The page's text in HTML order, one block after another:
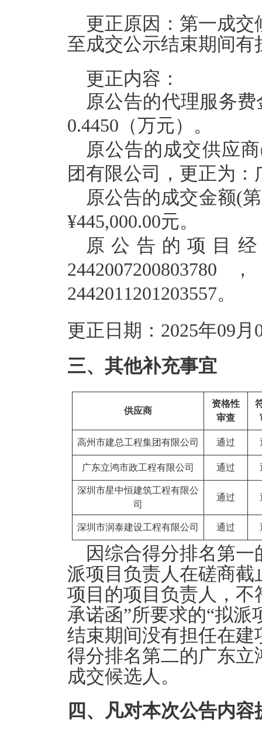
更正原因：第一成
至成交公示结束期间
更正内容：
原公告的代理服务
0.4450 （万元）。
原公告的成交供应
团有限公司，更正为
原公告的成交金额(
¥445,000.00元。
原公告的项目
2442011201203557。
更正日期：2025年09
三、其他补充事宜
供应商
资格性
审查
高州市建总工程集团有限公司 通过
广东立鸿市政工程有限公司 通过
深圳市星中恒建筑工程有限公
司
通过
深圳市润泰建设工程有限公司 通过
因综合得分排名第
派项目负责人在磋商
项目的项目负责人，不
承诺函”所要求的“拟
结束期间没有担任在建
得分排名第二的广东
成交候选人。
四、凡对本次公告内